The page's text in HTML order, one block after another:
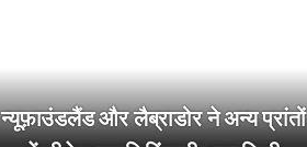
न्यूफ़ाउंडलैंड और लैब्राडोर ने अन्य प्रांतों